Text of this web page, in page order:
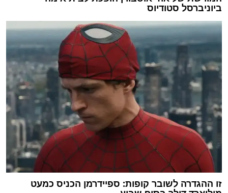
ביוניברסל סטודיוס
זו ההגדרה לשובר קופות: ספיידרמן הכניס כמעט